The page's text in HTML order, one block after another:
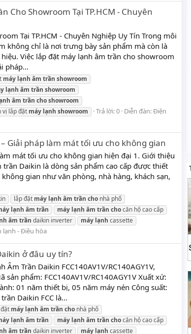
Cho Showroom Tại TP.HCM - Chuyên
Tại TP.HCM - Chuyên Nghiệp Uy Tín Trong môi
không chỉ là nơi trưng bày sản phẩm mà còn là
Việc lắp đặt máy lạnh âm trần cho showroom
pháp...
máy lạnh âm trần showroom
lạnh âm trần showroom
âm trần choshowroom
vị lắp đặt máy lạnh showroom Trả lời: 0 Diễn đàn:Điện
Giải pháp làm mát tối ưu cho không gian
mát tối ưu cho không gian hiện đại 1. Giới thiệu
Daikin là dòng sản phẩm cao cấp được thiết
gian như văn phòng, nhà hàng, khách sạn,
lắp đặt máy lạnh âm trần cho nhà phố
lạnh âm trần máy lạnh âm trần chocăn hộ cao cấp
âm trần daikin inverter máy lạnh cassette
lạnh - Điều hòa
ở đâu uy tín?
Trần Daikin FCC140AV1V/RC140AGY1V,
phẩm: FCC140AV1V/RC140AGY1V Xuất xứ:
01 năm thiết bị, 05 năm máy nén Công suất:
Daikin FCC là...
máy lạnh âm trần cho nhà phố
lạnh âm trần máy lạnh âm trần chocăn hộ cao cấp
âm trần daikin inverter máy lạnh cassette